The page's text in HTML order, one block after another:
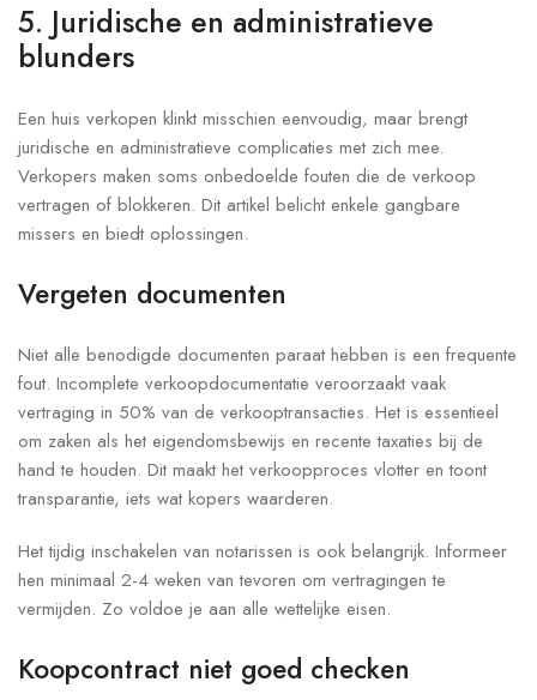
5. Juridische en administratieve
blunders
Een huis verkopen klinkt misschien eenvoudig, maar brengt
juridische en administratieve complicaties met zich mee.
Verkopers maken soms onbedoelde fouten die de verkoop
vertragen of blokkeren. Dit artikel belicht enkele gangbare
missers en biedt oplossingen.
Vergeten documenten
Niet alle benodigde documenten paraat hebben is een frequente
fout. Incomplete verkoopdocumentatie veroorzaakt vaak
vertraging in 50% van de verkooptransacties. Het is essentieel
om zaken als het eigendomsbewijs en recente taxaties bij de
hand te houden. Dit maakt het verkoopproces vlotter en toont
transparantie, iets wat kopers waarderen.
Het tijdig inschakelen van notarissen is ook belangrijk. Informeer
hen minimaal 2-4 weken van tevoren om vertragingen te
vermijden. Zo voldoe je aan alle wettelijke eisen.
Koopcontract niet goed checken